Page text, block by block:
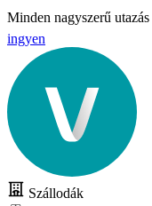
Minden nagyszerű utazás
ingyen
Szállodák